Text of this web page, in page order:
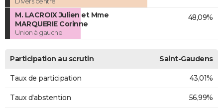
M. LACROIX Julien et Mme
MARQUERIE Corinne
Union à gauche
48,09%
Participation au scrutin Saint-Gaudens
Taux de participation 43,01%
Taux d'abstention 56,99%